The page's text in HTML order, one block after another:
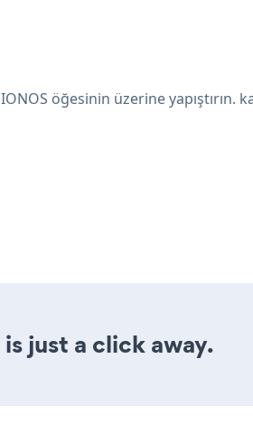
öğesinin üzerine yapıştırın.
just a click away.